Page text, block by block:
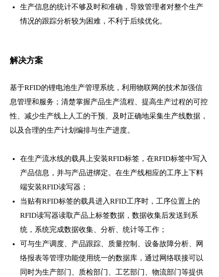
生产信息的统计不够及时和准确，导致管理者对整个生产
情况的跟踪分析较为困难，不利于后续优化。
解决方案
基于RFID的锂电池生产管理系统，利用物联网的技术加强信
息管理和服务；清楚掌握产品生产流程、提高生产过程的可控
性、减少生产线上人工的干预、及时正确地采集生产线数据，
以及合理的生产计划编排与生产进度。
在生产流水线的载具上安装RFID标签，在RFID标签中写入
产品信息，并与产品进绑定。在生产线相应的工序上下料
端安装RFID读写器；
当贴有RFID标签的载具进入RFID工序时，工序位置上的
RFID读写器读取产品上标签数据，数据收集后发送到系
统，系统完成数据收集、分析、统计等工作；
可与生产调度、产品跟踪、质量控制、设备故障分析、网
络报表等管理功能使用统一的数据库，通过网络联接可以
同时为生产部门、质检部门、工艺部门、物流部门等提供